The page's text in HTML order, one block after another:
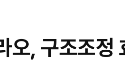
오, 구조조정